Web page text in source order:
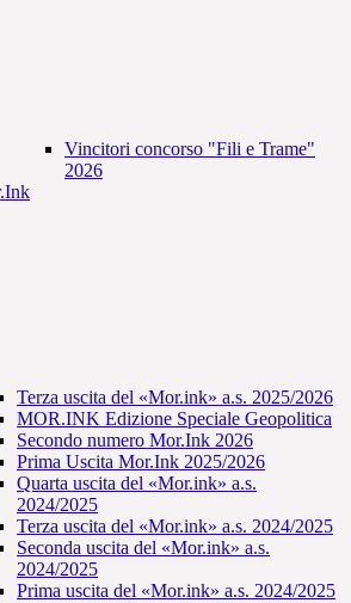
Vincitori concorso "Fili e Trame"
2026
Terza uscita del «Mor.ink» a.s. 2025/2026
MOR.INK Edizione Speciale Geopolitica
Secondo numero Mor.Ink 2026
Prima Uscita Mor.Ink 2025/2026
Quarta uscita del «Mor.ink» a.s.
2024/2025
Terza uscita del «Mor.ink» a.s. 2024/2025
Seconda uscita del «Mor.ink» a.s.
2024/2025
Prima uscita del «Mor.ink» a.s. 2024/2025